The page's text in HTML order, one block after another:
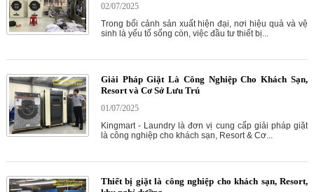
02/07/2025
Trong bối cảnh sản xuất hiện đại, nơi hiệu quả và vệ
sinh là yếu tố sống còn, việc đầu tư thiết bị...
Giải Pháp Giặt Là Công Nghiệp Cho Khách Sạn,
Resort và Cơ Sở Lưu Trú
01/07/2025
Kingmart - Laundry là đơn vị cung cấp giải pháp giặt
là công nghiệp cho khách sạn, Resort & Cơ...
Thiết bị giặt là công nghiệp cho khách sạn, Resort,